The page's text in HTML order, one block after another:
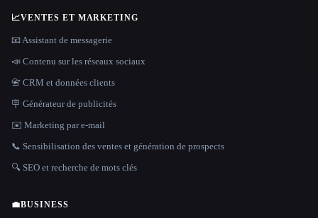
📈VENTES ET MARKETING
📧 Assistant de messagerie
📣 Contenu sur les réseaux sociaux
📇 CRM et données clients
🪧 Générateur de publicités
✉️ Marketing par e-mail
📞 Sensibilisation des ventes et génération de prospects
🔍 SEO et recherche de mots clés
💼BUSINESS